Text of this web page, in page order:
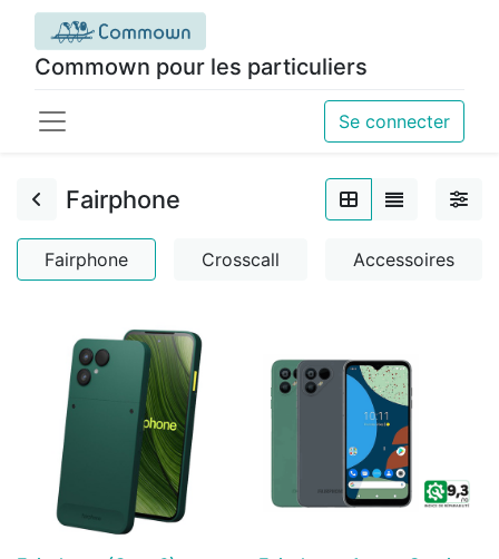
Commown pour les particuliers
Se connecter
Fairphone
Fairphone Crosscall Accessoires